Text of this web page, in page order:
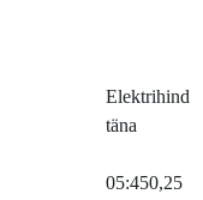
Elektrihind
täna
05:450,25